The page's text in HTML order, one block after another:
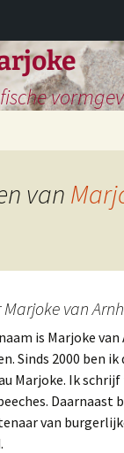
van
Marjoke van
is Marjoke
Sinds 2000 ben
Marjoke. Ik
Daarnaast
van